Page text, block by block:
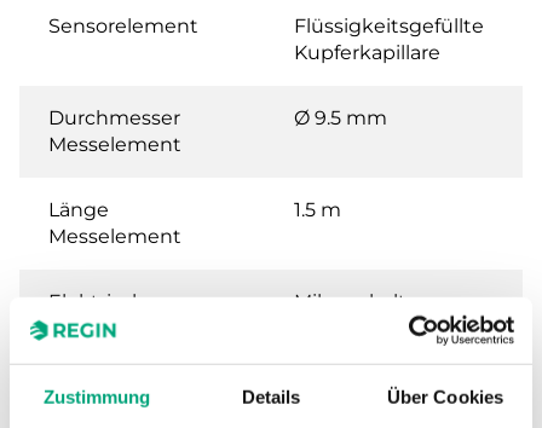
Zustimmung Details Über Cookies
Sensorelement
Flüssigkeitsgefüllte
Kupferkapillare
Durchmesser
Messelement
Ø 9.5 mm
Länge
Messelement
1.5 m
Elektrischer
Kontakt
Mikroschalter
Schaltleistung 15 (8) A, 24…250 V AC